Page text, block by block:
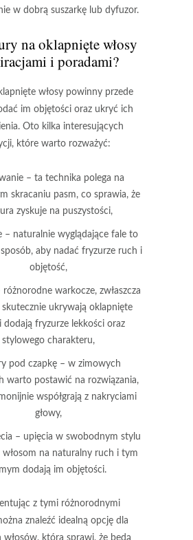
w dobrą suszarkę lub dyfuzor.
na oklapnięte włosy
i poradami?
włosypowinny przede
im objętościoraz ukryć ich
Oto kilka interesujących
które warto rozważyć:
– ta technika polega na
skracaniu pasm, co sprawia, że
zyskuje na puszystości,
– naturalnie wyglądające fale to
aby nadać fryzurze ruch i
objętość,
różnorodne warkocze, zwłaszcza
skutecznie ukrywają oklapnięte
dodają fryzurze lekkości oraz
stylowego charakteru,
pod czapkę – w zimowych
warto postawić na rozwiązania,
współgrają z nakryciami
głowy,
– upięcia w swobodnym stylu
włosom na naturalny ruch i tym
dodają im objętości.
z tymi różnorodnymi
znaleźć idealną opcję dla
która sprawi, że będą